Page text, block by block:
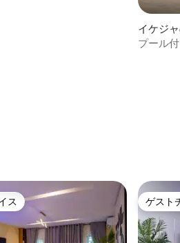
星の平均評価
イケジ
プール
チョイスです。
ス ゲスト
ゲスト